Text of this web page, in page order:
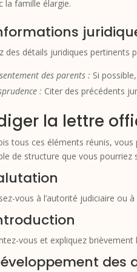
la famille élargie.
des détails juridiques pertinents
des parents : Si
: Citer des précédents
la lettre
tous ces éléments réunis,
de structure que vous pourriez
vous à l’autorité judiciaire ou
vous et expliquez
des